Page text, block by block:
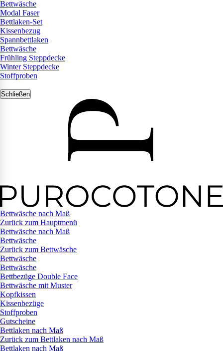
Bettwäsche
Modal Faser
Bettlaken-Set
Kissenbezug
Spannbettlaken
Bettwäsche
Frühling Steppdecke
Winter Steppdecke
Stoffproben
Schließen
Bettwäsche nach Maß
Zurück zum Hauptmenü
Bettwäsche nach Maß
Bettwäsche
Zurück zum Bettwäsche
Bettwäsche
Bettwäsche
Bettbezüge Double Face
Bettwäsche mit Muster
Kopfkissen
Kissenbezüge
Stoffproben
Gutscheine
Bettlaken nach Maß
Zurück zum Bettlaken nach Maß
Bettlaken nach Maß